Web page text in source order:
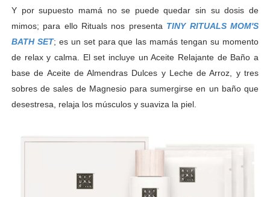
Y por supuesto mamá no se puede quedar sin su dosis de
mimos; para ello Rituals nos presenta TINY RITUALS MOM'S
BATH SET; es un set para que las mamás tengan su momento
de relax y calma. El set incluye un Aceite Relajante de Baño a
base de Aceite de Almendras Dulces y Leche de Arroz, y tres
sobres de sales de Magnesio para sumergirse en un baño que
desestresa, relaja los músculos y suaviza la piel.